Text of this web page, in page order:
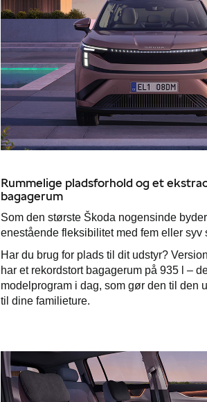
Rummelige pladsforhold og et
bagagerum
Som den største Škoda nogensinde
enestående fleksibilitet med fem eller syv
Har du brug for plads til dit udstyr?
har et rekordstort bagagerum på 935 l –
modelprogram i dag, som gør den til den
til dine familieture.